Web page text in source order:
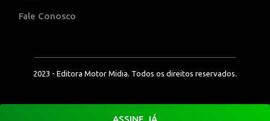
Fale Conosco
2023 - Editora Motor Midia. Todos os direitos reservados.
ASSINE JÁ